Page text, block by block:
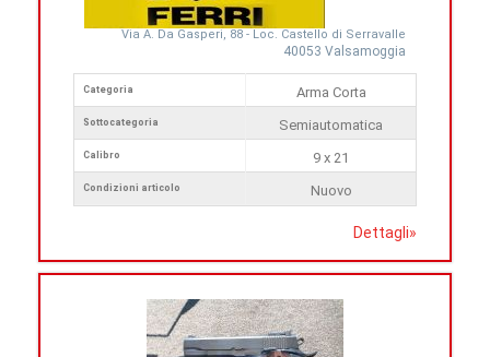
Via A. Da Gasperi, 88 - Loc. Castello di Serravalle
40053 Valsamoggia
Categoria
Sottocategoria
Calibro
Condizioni articolo
Arma Corta
Semiautomatica
9 x 21
Nuovo
Dettagli»